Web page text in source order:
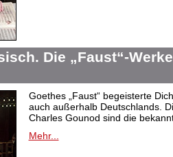
Die „Faust“-
Goethes „Faust“ begeisterte
auch außerhalb Deutschlands.
Charles Gounod sind die
Mehr...